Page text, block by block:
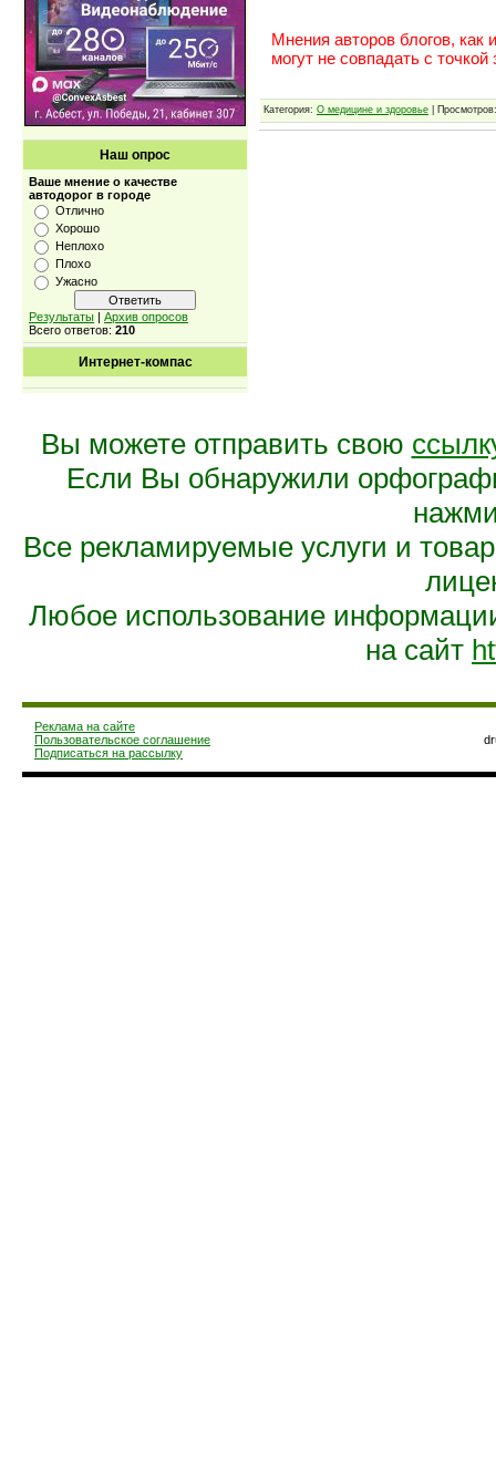
Наш опрос
Ваше мнение о качестве
автодорог в городе
Отлично
Хорошо
Неплохо
Плохо
Ужасно
Результаты | Архив опросов
Всего ответов: 210
Интернет-компас
Мнения авторов блогов, как
могут не совпадать с
Категория: О медицине и здоровье |
Вы можете отправить свою
Если Вы обнаружили
Все рекламируемые услуги и
Любое использование
на сайт
Реклама на сайте
Пользовательское соглашение
Подписаться на рассылку